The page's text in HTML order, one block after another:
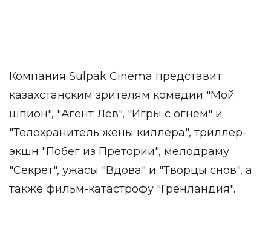
Компания Sulpak Cinema представит
казахстанским зрителям комедии "Мой
шпион", "Агент Лев", "Игры с огнем" и
"Телохранитель жены киллера", триллер-
экшн "Побег из Претории", мелодраму
"Секрет", ужасы "Вдова" и "Творцы снов", а
также фильм-катастрофу "Гренландия".